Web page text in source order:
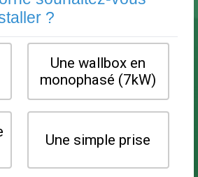
Quel type de borne
installer ?
Une wallbox en